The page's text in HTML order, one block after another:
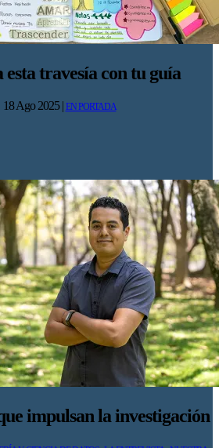
esta travesía con tu guía
18 Ago 2025| EN PORTADA
impulsan la investigación